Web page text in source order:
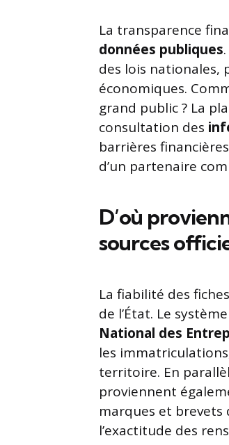
La transparence
données publiques
des lois nationales,
économiques.
grand public ? La
consultation des
barrières
d’un partenaire
D’où
sources
La fiabilité des
de l’État. Le
National des
les
territoire. En
proviennent
marques et brevets
l’exactitude des